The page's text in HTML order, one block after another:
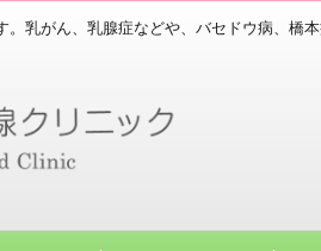
乳がん、乳腺症などや、バセドウ病、橋